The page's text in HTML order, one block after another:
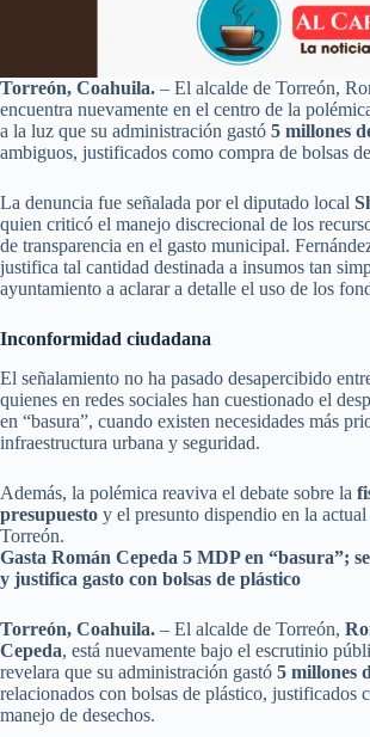
Torreón, Coahuila. – El alcalde de Torreón,
encuentra nuevamente en el centro de la
a la luz que su administración gastó 5 millones
ambiguos, justificados como compra de bolsas
La denuncia fue señalada por el diputado local
quien criticó el manejo discrecional de los
de transparencia en el gasto municipal.
justifica tal cantidad destinada a insumos tan
ayuntamiento a aclarar a detalle el uso de los
Inconformidad ciudadana
El señalamiento no ha pasado desapercibido
quienes en redes sociales han cuestionado el
en “basura”, cuando existen necesidades más
infraestructura urbana y seguridad.
Además, la polémica reaviva el debate sobre la
presupuesto y el presunto dispendio en la
Torreón.
Gasta Román Cepeda 5 MDP en “basura”;
y justifica gasto con bolsas de plástico
Torreón, Coahuila. – El alcalde de Torreón,
Cepeda, está nuevamente bajo el escrutinio
revelara que su administración gastó 5 millones
relacionados con bolsas de plástico, justificados
manejo de desechos.